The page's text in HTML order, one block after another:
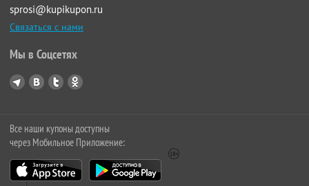
sprosi@kupikupon.ru
Связаться с нами
Мы в Соцсетях
Все наши купоны доступны
через Мобильное Приложение: